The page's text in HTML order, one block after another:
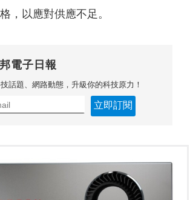
，以應對供應不足。
電子日報
話題、網路動態，升級你的科技原力！
立即訂閱